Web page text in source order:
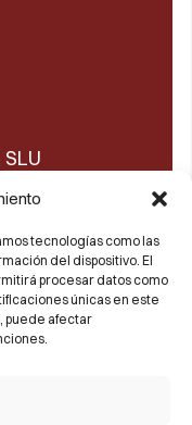
tecnologías como las
del dispositivo. El
procesar datos como
únicas en este
puede afectar
Novelda